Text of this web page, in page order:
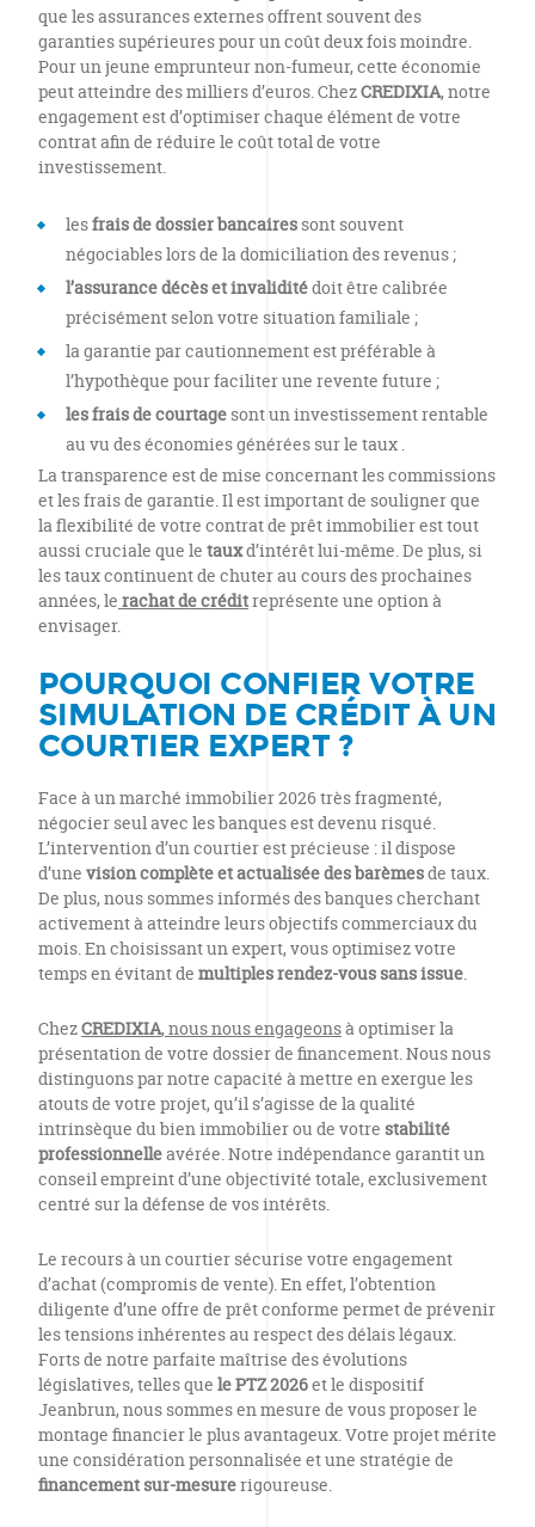
que les assurances externes offrent souvent des
garanties supérieures pour un coût deux fois moindre.
Pour un jeune emprunteur non-fumeur, cette économie
peut atteindre des milliers d’euros. ChezCREDIXIA, notre
engagement est d’optimiser chaque élément de votre
contrat afin de réduire le coût total de votre
investissement.
lesfrais de dossier bancaires sont souvent
négociables lors de la domiciliation des revenus ;
l’assurance décès et invaliditédoit être calibrée
précisément selon votre situation familiale ;
la garantie par cautionnement est préférable à
l’hypothèque pour faciliter une revente future ;
les frais de courtage sont un investissement rentable
au vu des économies générées sur le taux .
La transparence est de mise concernant les commissions
et les frais de garantie. Il est important de souligner que
la flexibilité de votre contrat de prêt immobilier est tout
aussi cruciale que le tauxd’intérêt lui-même. De plus, si
les taux continuent de chuter au cours des prochaines
années, le rachat de créditreprésente une option à
envisager.
POURQUOI CONFIER VOTRE
SIMULATION DE CRÉDIT À UN
COURTIER EXPERT ?
Face à un marché immobilier 2026 très fragmenté,
négocier seul avec les banques est devenu risqué.
L’intervention d’un courtier est précieuse : il dispose
d’une vision complète et actualisée des barèmesde taux.
De plus, nous sommes informés des banques cherchant
activement à atteindre leurs objectifs commerciaux du
mois. En choisissant un expert, vous optimisez votre
temps en évitant de multiples rendez-vous sans issue.
ChezCREDIXIA, nous nous engageonsà optimiser la
présentation de votre dossier de financement. Nous nous
distinguons par notre capacité à mettre en exergue les
atouts de votre projet, qu’il s’agisse de la qualité
intrinsèque du bien immobilier ou de votre stabilité
professionnelleavérée. Notre indépendance garantit un
conseil empreint d’une objectivité totale, exclusivement
centré sur la défense de vos intérêts.
Le recours à un courtier sécurise votre engagement
d’achat (compromis de vente). En effet, l’obtention
diligente d’une offre de prêt conforme permet de prévenir
les tensions inhérentes au respect des délais légaux.
Forts de notre parfaite maîtrise des évolutions
législatives, telles que le PTZ 2026et le dispositif
Jeanbrun, nous sommes en mesure de vous proposer le
montage financier le plus avantageux. Votre projet mérite
une considération personnalisée et une stratégie de
financement sur-mesurerigoureuse.